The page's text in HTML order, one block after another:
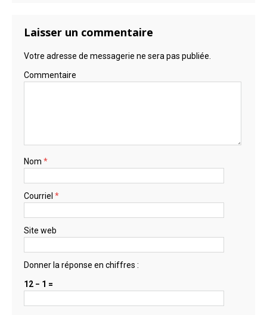
Laisser un commentaire
Votre adresse de messagerie ne sera pas publiée.
Commentaire
Nom *
Courriel *
Site web
Donner la réponse en chiffres :
12 − 1 =